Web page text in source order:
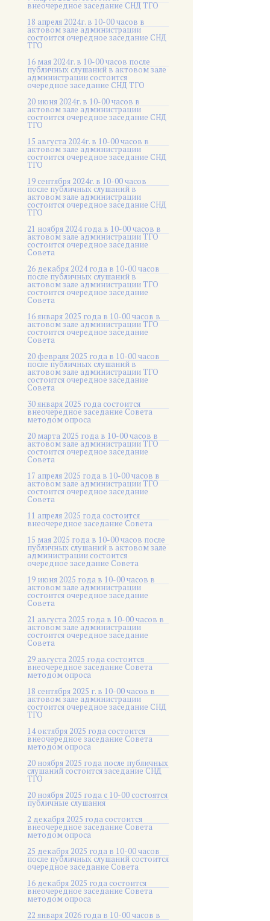
внеочередное заседание СНД ТГО
18 апреля 2024г. в 10-00 часов в
актовом зале администрации
состоится очередное заседание СНД
ТГО
16 мая 2024г. в 10-00 часов после
публичных слушаний в актовом зале
администрации состоится
очередное заседание СНД ТГО
20 июня 2024г. в 10-00 часов в
актовом зале администрации
состоится очередное заседание СНД
ТГО
15 августа 2024г. в 10-00 часов в
актовом зале администрации
состоится очередное заседание СНД
ТГО
19 сентября 2024г. в 10-00 часов
после публичных слушаний в
актовом зале администрации
состоится очередное заседание СНД
ТГО
21 ноября 2024 года в 10-00 часов в
актовом зале администрации ТГО
состоится очередное заседание
Совета
26 декабря 2024 года в 10-00 часов
после публичных слушаний в
актовом зале администрации ТГО
состоится очередное заседание
Совета
16 января 2025 года в 10-00 часов в
актовом зале администрации ТГО
состоится очередное заседание
Совета
20 февраля 2025 года в 10-00 часов
после публичных слушаний в
актовом зале администрации ТГО
состоится очередное заседание
Совета
30 января 2025 года состоится
внеочередное заседание Совета
методом опроса
20 марта 2025 года в 10-00 часов в
актовом зале администрации ТГО
состоится очередное заседание
Совета
17 апреля 2025 года в 10-00 часов в
актовом зале администрации ТГО
состоится очередное заседание
Совета
11 апреля 2025 года состоится
внеочередное заседание Совета
15 мая 2025 года в 10-00 часов после
публичных слушаний в актовом зале
администрации состоится
очередное заседание Совета
19 июня 2025 года в 10-00 часов в
актовом зале администрации
состоится очередное заседание
Совета
21 августа 2025 года в 10-00 часов в
актовом зале администрации
состоится очередное заседание
Совета
29 августа 2025 года состоится
внеочередное заседание Совета
методом опроса
18 сентября 2025 г. в 10-00 часов в
актовом зале администрации
состоится очередное заседание СНД
ТГО
14 октября 2025 года состоится
внеочередное заседание Совета
методом опроса
20 ноября 2025 года после публичных
слушаний состоится заседание СНД
ТГО
20 ноября 2025 года c 10-00 состоятся
публичные слушания
2 декабря 2025 года состоится
внеочередное заседание Совета
методом опроса
25 декабря 2025 года в 10-00 часов
после публичных слушаний состоится
очередное заседание Совета
16 декабря 2025 года состоится
внеочередное заседание Совета
методом опроса
22 января 2026 года в 10-00 часов в